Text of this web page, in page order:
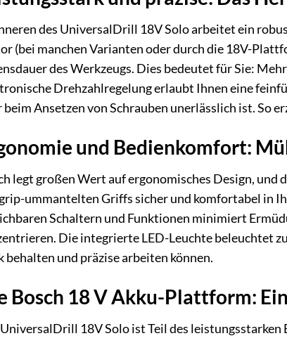
des UniversalDrill 18V Solo arbeitet ein
(bei manchen Varianten oder durch die 18V-
des Werkzeugs. Dies bedeutet für Sie:
Drehzahlregelung erlaubt Ihnen eine
beim Ansetzen von Schrauben unerlässlich ist. So
und Bedienkomfort:
legt großen Wert auf ergonomisches Design, und
ummantelten Griffs sicher und komfortabel in
Schaltern und Funktionen minimiert
Die integrierte LED-Leuchte beleuchtet
behalten und präzise arbeiten können.
Bosch 18 V Akku-Plattform:
18V Solo ist Teil des leistungsstarken